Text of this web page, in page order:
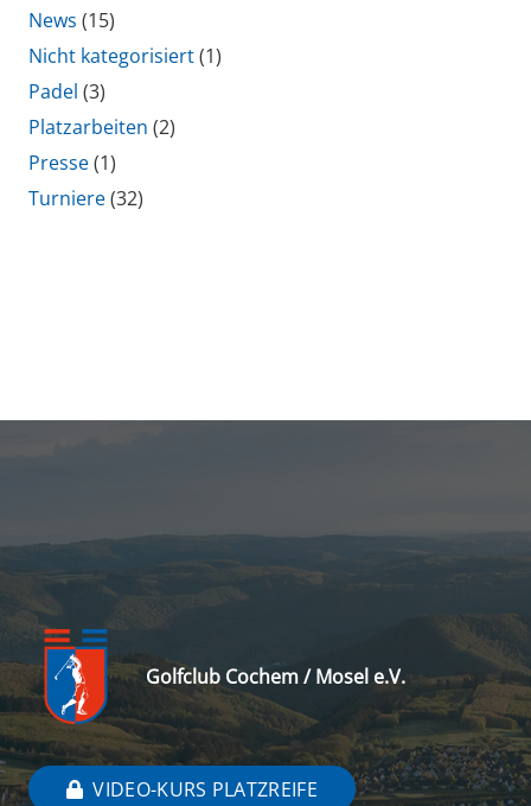
News (15)
Nicht kategorisiert(1)
Padel (3)
Platzarbeiten (2)
Presse(1)
Turniere(32)
Golfclub Cochem / Mosel e.V.
VIDEO-KURS PLATZREIFE